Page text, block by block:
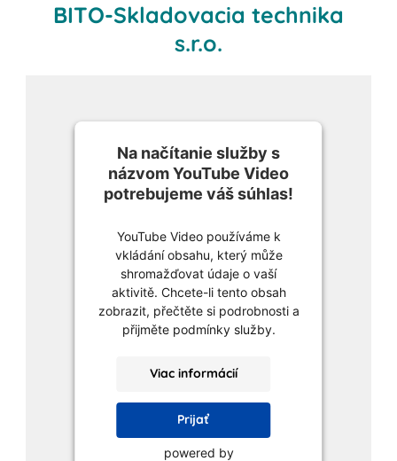
BITO-Skladovacia technika
s.r.o.
Na načítanie služby s
názvom YouTube Video
potrebujeme váš súhlas!
YouTube Video používáme k
vkládání obsahu, který může
shromažďovat údaje o vaší
aktivitě. Chcete-li tento obsah
zobrazit, přečtěte si podrobnosti a
přijměte podmínky služby.
Viac informácií
Prijať
powered by